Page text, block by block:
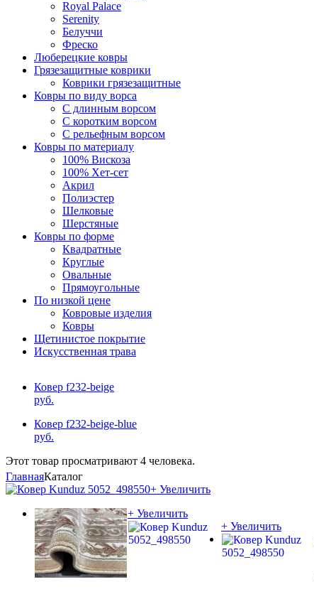
Royal Palace
Serenity
Белуччи
Фреско
Люберецкие ковры
Грязезащитные коврики
Коврики грязезащитные
Ковры по виду ворса
С длинным ворсом
С коротким ворсом
С рельефным ворсом
Ковры по материалу
100% Вискоза
100% Хет-сет
Акрил
Полиэстер
Шелковые
Шерстяные
Ковры по форме
Квадратные
Круглые
Овальные
Прямоугольные
По низкой цене
Ковровые изделия
Ковры
Щетинистое покрытие
Искусственная трава
Ковер f232-beige
руб.
Ковер f232-beige-blue
руб.
Этот товар просматривают 4 человека.
ГлавнаяКаталог
+ Увеличить
+ Увеличить
+ Увеличить